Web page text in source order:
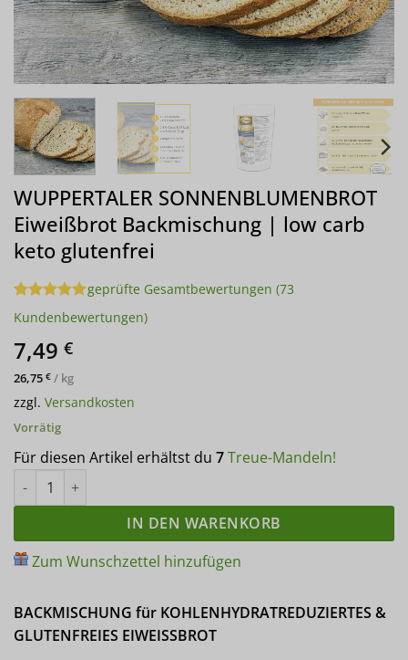
WUPPERTALER SONNENBLUMENBROT
Eiweißbrot Backmischung | low carb
keto glutenfrei
Bewertet
mit4.85
von 5,
basierend
73
Kundenbewertungen
geprüfte Gesamtbewertungen (73
Kundenbewertungen)
7,49 €
26,75 € / kg
zzgl. Versandkosten
Vorrätig
Für diesen Artikel erhältst du 7Treue-Mandeln!
WUPPERTALER SONNENBLUMENBROT Eiweißbrot
IN DEN WARENKORB
Zum Wunschzettel hinzufügen
BACKMISCHUNG für KOHLENHYDRATREDUZIERTES &
GLUTENFREIES EIWEISSBROT